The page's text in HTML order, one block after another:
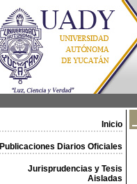
Inicio
Publicaciones Diarios Oficiales
Jurisprudencias y Tesis
Aisladas